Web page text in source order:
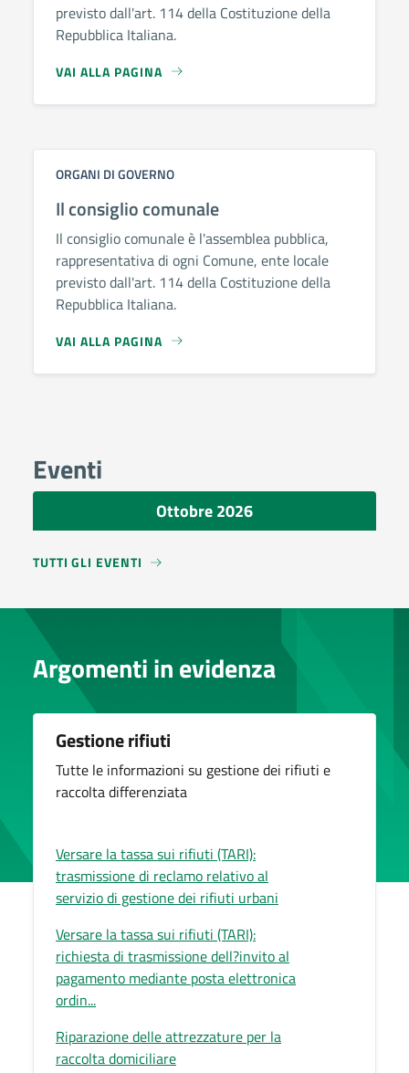
previsto dall'art. 114 della Costituzione della
Repubblica Italiana.
VAI ALLA PAGINA
ORGANI DI GOVERNO
Il consiglio comunale
Il consiglio comunale è l'assemblea pubblica,
rappresentativa di ogni Comune, ente locale
previsto dall'art. 114 della Costituzione della
Repubblica Italiana.
VAI ALLA PAGINA
Eventi
Ottobre 2026
TUTTI GLI EVENTI
Argomenti in evidenza
Gestione rifiuti
Tutte le informazioni su gestione dei rifiuti e
raccolta differenziata
Versare la tassa sui rifiuti (TARI):
trasmissione di reclamo relativo al
servizio di gestione dei rifiuti urbani
Versare la tassa sui rifiuti (TARI):
richiesta di trasmissione dell?invito al
pagamento mediante posta elettronica
ordin...
Riparazione delle attrezzature per la
raccolta domiciliare